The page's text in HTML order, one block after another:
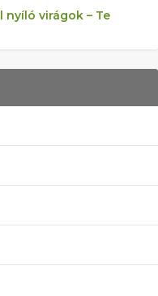
nyíló virágok – Te